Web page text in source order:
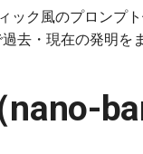
ック風のプロンプ
去・現在の発明を